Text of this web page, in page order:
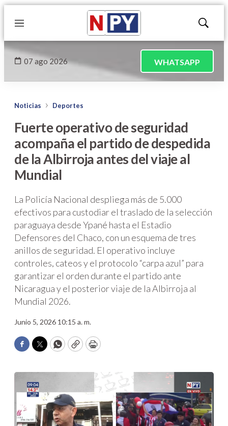
Menú
Mostrar
07 ago 2026 WHATSAPP
Noticias Deportes
Fuerte operativo de seguridad
acompaña el partido de despedida
de la Albirroja antes del viaje al
Mundial
La Policía Nacional despliega más de 5.000
efectivos para custodiar el traslado de la selección
paraguaya desde Ypané hasta el Estadio
Defensores del Chaco, con un esquema de tres
anillos de seguridad. El operativo incluye
controles, cateos y el protocolo “carpa azul” para
garantizar el orden durante el partido ante
Nicaragua y el posterior viaje de la Albirroja al
Mundial 2026.
Junio 5, 2026 10:15 a. m.
Facebook
TwitterWhatsApp
CopyPrint